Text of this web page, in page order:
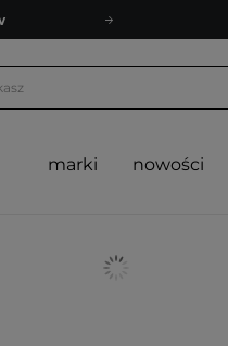
marki nowości